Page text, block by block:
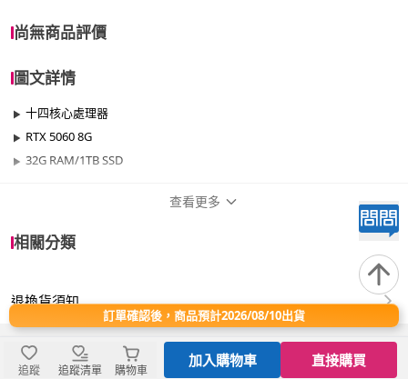
尚無商品評價
圖文詳情
十四核心處理器
RTX 5060 8G
32G RAM/1TB SSD
效能 501W~700W
晶片 RTX50系列
查看更多
相關分類
退換貨須知
訂單確認後，商品預計2026/08/10出貨
追蹤 追蹤清單 購物車
加入購物車 直接購買